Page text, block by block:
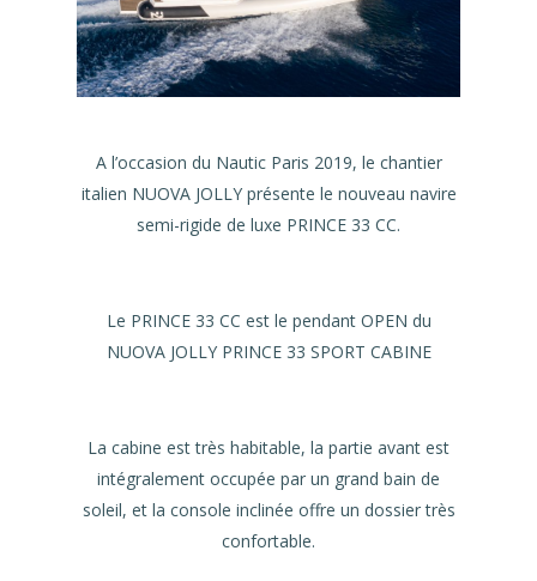
A l’occasion du Nautic Paris 2019, le chantier
italien NUOVA JOLLY présente le nouveau navire
semi-rigide de luxe PRINCE 33 CC.
Le PRINCE 33 CC est le pendant OPEN du
NUOVA JOLLY PRINCE 33 SPORT CABINE
La cabine est très habitable, la partie avant est
intégralement occupée par un grand bain de
soleil, et la console inclinée offre un dossier très
confortable.